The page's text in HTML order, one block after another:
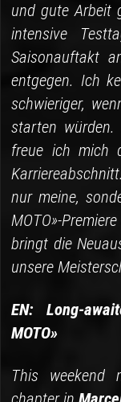
und gute Arbeit
intensive
Saisonauftakt
entgegen. Ich
schwieriger,
starten
freue ich mich
nur meine,
MOTO»-
bringt die
unsere
EN: Long-
MOTO»
This